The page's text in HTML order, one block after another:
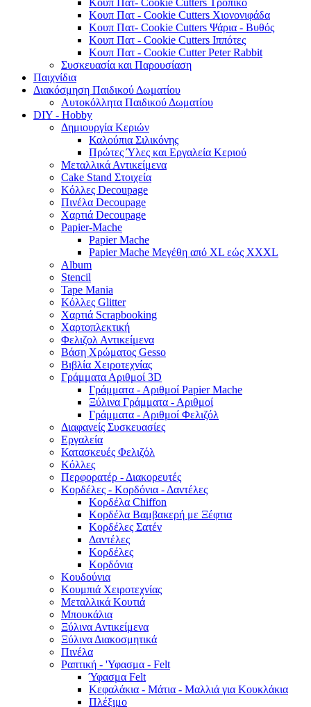
Κουπ Πατ - Cookie Cutters Χιονονιφάδα
Κουπ Πατ- Cookie Cutters Ψάρια - Βυθός
Κουπ Πατ - Cookie Cutters Ιππότες
Κουπ Πατ - Cookie Cutter Peter Rabbit
Συσκευασία και Παρουσίαση
Παιχνίδια
Διακόσμηση Παιδικού Δωματίου
Αυτοκόλλητα Παιδικού Δωματίου
DIY - Hobby
Δημιουργία Κεριών
Καλούπια Σιλικόνης
Πρώτες Ύλες και Εργαλεία Κεριού
Μεταλλικά Αντικείμενα
Cake Stand Στοιχεία
Κόλλες Decoupage
Πινέλα Decoupage
Χαρτιά Decoupage
Papier-Mache
Papier Mache
Papier Mache Μεγέθη από XL εώς XXXL
Album
Stencil
Tape Mania
Κόλλες Glitter
Χαρτιά Scrapbooking
Χαρτοπλεκτική
Φελιζολ Αντικείμενα
Βάση Χρώματος Gesso
Βιβλία Χειροτεχνίας
Γράμματα Αριθμοί 3D
Γράμματα - Αριθμοί Papier Mache
Ξύλινα Γράμματα - Αριθμοί
Γράμματα - Αριθμοί Φελιζόλ
Διαφανείς Συσκευασίες
Εργαλεία
Κατασκευές Φελιζόλ
Κόλλες
Περφορατέρ - Διακορευτές
Κορδέλες - Κορδόνια - Δαντέλες
Κορδέλα Chiffon
Κορδέλα Βαμβακερή με Ξέφτια
Κορδέλες Σατέν
Δαντέλες
Κορδέλες
Κορδόνια
Κουδούνια
Κουμπιά Χειροτεχνίας
Μεταλλικά Κουτιά
Μπουκάλια
Ξύλινα Αντικείμενα
Ξύλινα Διακοσμητικά
Πινέλα
Ραπτική - 'Υφασμα - Felt
Ύφασμα Felt
Κεφαλάκια - Μάτια - Μαλλιά για Κουκλάκια
Πλέξιμο